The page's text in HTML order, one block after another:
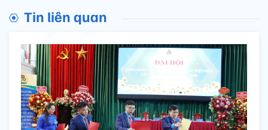
Tin liên quan